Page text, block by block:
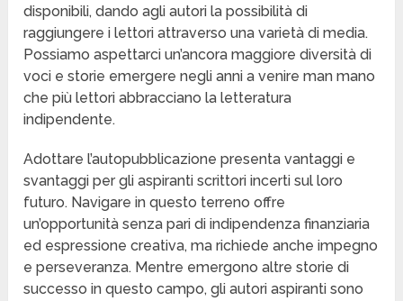
disponibili, dando agli autori la possibilità di
raggiungere i lettori attraverso una varietà di media.
Possiamo aspettarci un’ancora maggiore diversità di
voci e storie emergere negli anni a venire man mano
che più lettori abbracciano la letteratura
indipendente.
Adottare l’autopubblicazione presenta vantaggi e
svantaggi per gli aspiranti scrittori incerti sul loro
futuro. Navigare in questo terreno offre
un’opportunità senza pari di indipendenza finanziaria
ed espressione creativa, ma richiede anche impegno
e perseveranza. Mentre emergono altre storie di
successo in questo campo, gli autori aspiranti sono